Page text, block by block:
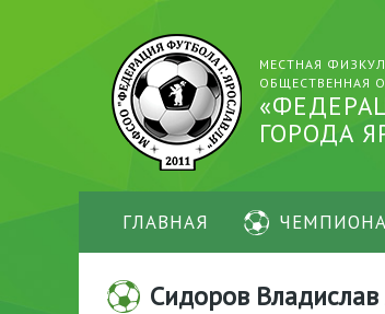
МЕСТНАЯ
ОБЩЕСТВЕННАЯ
ГОРОДА
ГЛАВНАЯ
Сидоров Владислав